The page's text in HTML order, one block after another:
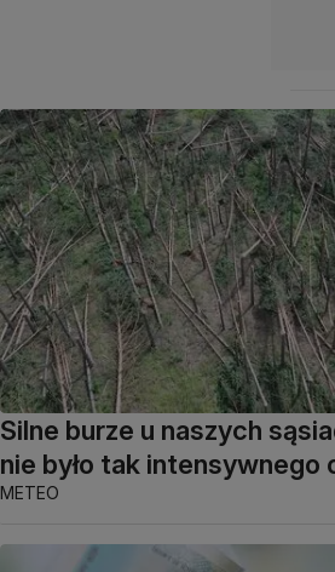
Silne burze u naszych
nie było tak intensywnego
METEO